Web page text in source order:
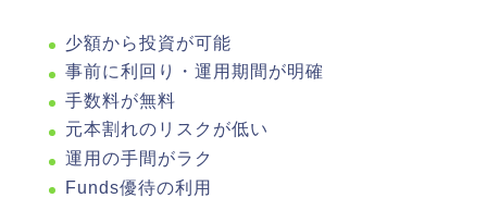
少額から投資が可能
事前に利回り・運用期間が明確
手数料が無料
元本割れのリスクが低い
運用の手間がラク
Funds優待の利用